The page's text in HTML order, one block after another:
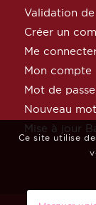
Validation
Créer un
Me
Mon compte
Mot de
Nouveau
Mise à jour
Ce site utilise